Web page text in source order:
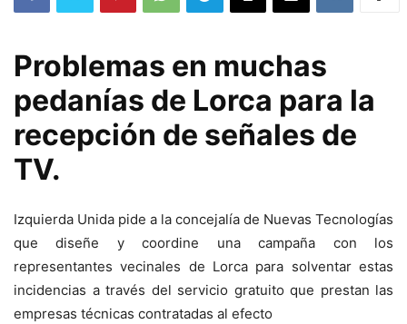
Problemas en muchas
pedanías de Lorca para la
recepción de señales de
TV.
Izquierda Unida pide a la concejalía de Nuevas Tecnologías
que diseñe y coordine una campaña con los
representantes vecinales de Lorca para solventar estas
incidencias a través del servicio gratuito que prestan las
empresas técnicas contratadas al efecto